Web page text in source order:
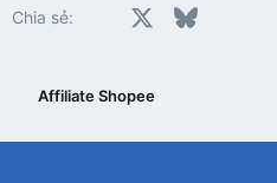
Chia sẻ: Facebook Bluesky
Affiliate Shopee